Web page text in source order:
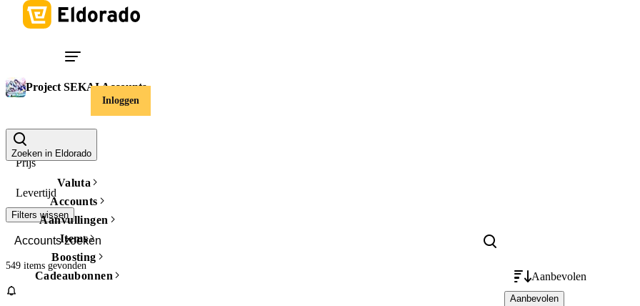
Inloggen
Zoeken in Eldorado
Valuta
Accounts
Aanvullingen
Items
Boosting
Cadeaubonnen
Project SEKAI Accounts
Regio
Prijs
Levertijd
Filters wissen
Aanbevolen
Aanbevolen
549 items gevonden